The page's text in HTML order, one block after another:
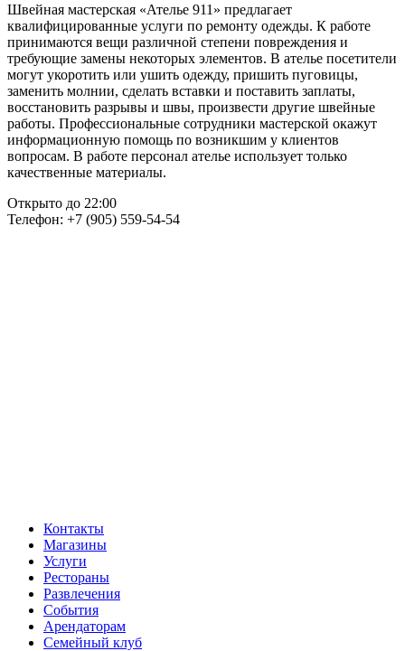
Швейная мастерская «Ателье 911» предлагает
квалифицированные услуги по ремонту одежды. К работе
принимаются вещи различной степени повреждения и
требующие замены некоторых элементов. В ателье посетители
могут укоротить или ушить одежду, пришить пуговицы,
заменить молнии, сделать вставки и поставить заплаты,
восстановить разрывы и швы, произвести другие швейные
работы. Профессиональные сотрудники мастерской окажут
информационную помощь по возникшим у клиентов
вопросам. В работе персонал ателье использует только
качественные материалы.
Открыто до 22:00
Телефон: +7 (905) 559-54-54
Контакты
Магазины
Услуги
Рестораны
Развлечения
События
Арендаторам
Семейный клуб